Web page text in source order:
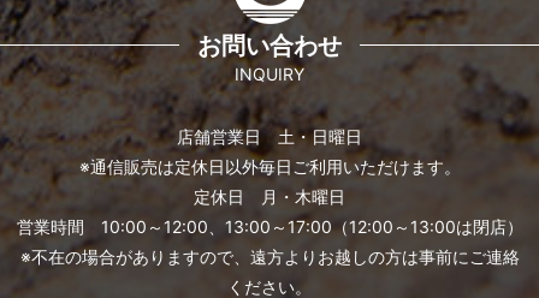
お問い合わせ
INQUIRY
店舗営業日 土・日曜日
※通信販売は定休日以外毎日ご利用いただけます。
定休日 月・木曜日
営業時間 10:00～12:00、13:00～17:00（12:00～13:00は閉店）
※不在の場合がありますので、遠方よりお越しの方は事前にご連絡
ください。